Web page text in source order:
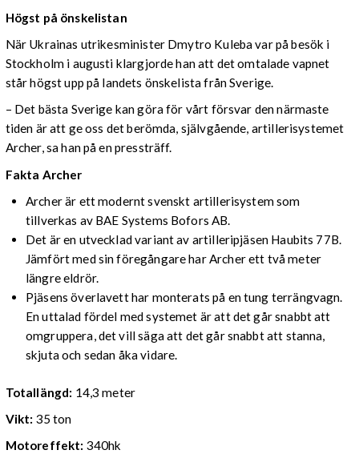
Högst på önskelistan
När Ukrainas utrikesminister Dmytro Kuleba var på besök i
Stockholm i augusti klargjorde han att det omtalade vapnet
står högst upp på landets önskelista från Sverige.
– Det bästa Sverige kan göra för vårt försvar den närmaste
tiden är att ge oss det berömda, självgående, artillerisystemet
Archer, sa han på en pressträff.
Fakta Archer
Archer är ett modernt svenskt artillerisystem som
tillverkas av BAE Systems Bofors AB.
Det är en utvecklad variant av artilleripjäsen Haubits 77B.
Jämfört med sin föregångare har Archer ett två meter
längre eldrör.
Pjäsens överlavett har monterats på en tung terrängvagn.
En uttalad fördel med systemet är att det går snabbt att
omgruppera, det vill säga att det går snabbt att stanna,
skjuta och sedan åka vidare.
Totallängd: 14,3 meter
Vikt: 35 ton
Motoreffekt: 340hk